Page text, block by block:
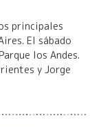
principales
El sábado
los Andes.
y Jorge